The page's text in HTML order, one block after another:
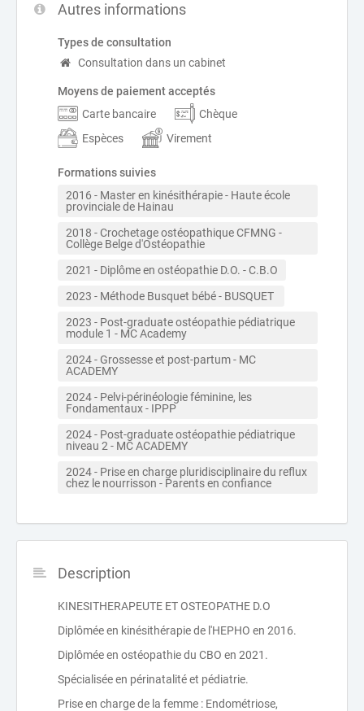
Autres informations
Types de consultation
Consultation dans un cabinet
Moyens de paiement acceptés
Carte bancaire
Chèque
Espèces
Virement
Formations suivies
2016 - Master en kinésithérapie - Haute école
provinciale de Hainau
2018 - Crochetage ostéopathique CFMNG -
Collège Belge d'Ostéopathie
2021 - Diplôme en ostéopathie D.O. - C.B.O
2023 - Méthode Busquet bébé - BUSQUET
2023 - Post-graduate ostéopathie pédiatrique
module 1 - MC Academy
2024 - Grossesse et post-partum - MC
ACADEMY
2024 - Pelvi-périnéologie féminine, les
Fondamentaux - IPPP
2024 - Post-graduate ostéopathie pédiatrique
niveau 2 - MC ACADEMY
2024 - Prise en charge pluridisciplinaire du reflux
chez le nourrisson - Parents en confiance
Description
KINESITHERAPEUTE ET OSTEOPATHE D.O
Diplômée en kinésithérapie de l'HEPHO en 2016.
Diplômée en ostéopathie du CBO en 2021.
Spécialisée en périnatalité et pédiatrie.
Prise en charge de la femme : Endométriose,